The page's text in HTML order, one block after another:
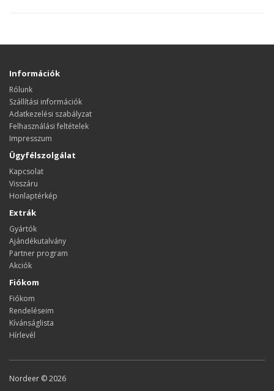
Információk
Rólunk
Szállítási információk
Adatkezelési szabályzat
Felhasználási feltételek
Impresszum
Ügyfélszolgálat
Kapcsolat
Visszáru
Honlaptérkép
Extrák
Gyártók
Ajándékutalvány
Partner program
Akciók
Fiókom
Fiókom
Rendeléseim
Kívánságlista
Hírlevél
Nordeer © 2026